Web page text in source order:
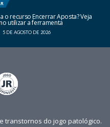
o recurso Encerrar Aposta? Veja
utilizar a ferramenta
5 DE AGOSTO DE 2026
transtornos do jogo patológico.